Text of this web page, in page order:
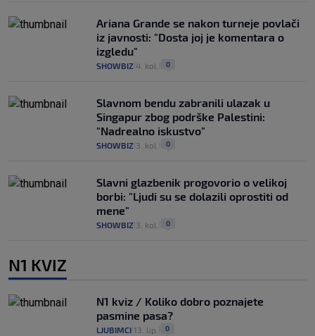
Ariana Grande se nakon turneje povlači
iz javnosti: "Dosta joj je komentara o
izgledu"
SHOWBIZ 4. kol. 0
Slavnom bendu zabranili ulazak u
Singapur zbog podrške Palestini:
"Nadrealno iskustvo"
SHOWBIZ 3. kol. 0
Slavni glazbenik progovorio o velikoj
borbi: "Ljudi su se dolazili oprostiti od
mene"
SHOWBIZ 3. kol. 0
N1 KVIZ
N1 kviz / Koliko dobro poznajete
pasmine pasa?
LJUBIMCI 13. lip. 0